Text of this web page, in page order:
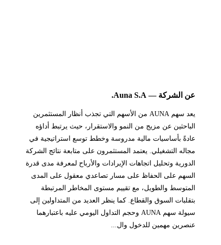
عن الشركة — Auna S.A.
يعد سهم AUNA من الأسهم التي تجذب أنظار المستثمرين
الباحثين عن مزيج من النمو والاستقرار، حيث يرتبط أداؤه
عادةً بأساسيات مالية مدروسة وخطط توسع استراتيجية في
مجاله التشغيلي. يعتمد المستثمرون على متابعة نتائج الشركة
الدورية وتحليل اتجاهات الإيرادات والأرباح لمعرفة مدى قدرة
السهم على الحفاظ على مسار تصاعدي معقول على المدى
المتوسط والطويل، مع تقييم مستوى المخاطر المرتبطة
بتقلبات السوق والقطاع. كما ينظر العديد من المتداولين إلى
سيولة سهم AUNA وحجم التداول اليومي عليه باعتبارهما
عنصرين مهمين للدخول وال...